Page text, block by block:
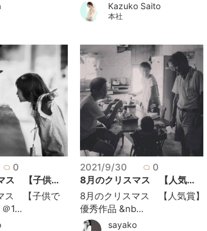
Kazuko Saito
本社
0
ス 【子供...
ス 【子供で
1...
2021/9/30
0
8月のクリスマス 【人気...
8月のクリスマス 【人気賞】
優秀作品 &nb...
sayako